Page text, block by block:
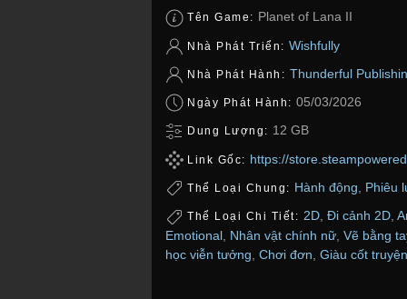
Tên Game: Planet of Lana II
Nhà Phát Triển: Wishfully
Nhà Phát Hành: Thunderful
Ngày Phát Hành: 05/03/2026
Dung Lượng: 12 GB
Link Gốc: https://
Thể Loại Chung: Hành động Phiêu
Thể Loại Chi Tiết: 2D, Đi cảnh 2D,
Emotional Nhân vật chính nữ Vẽ bằng
học viễn tưởng Chơi đơn Giàu cốt truyện